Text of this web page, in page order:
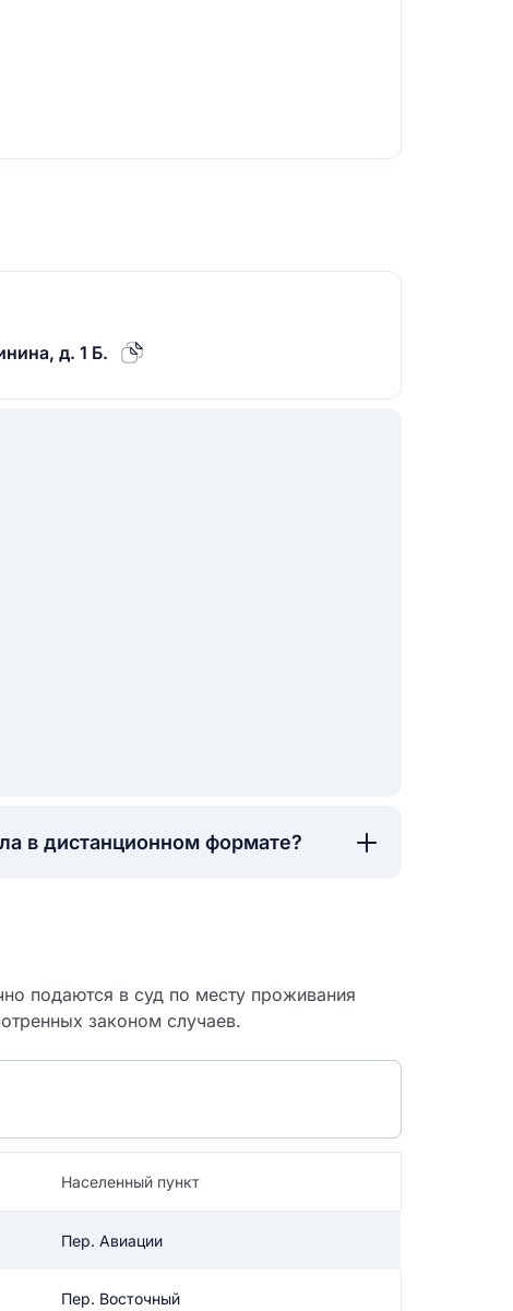
д. 1 Б.
в дистанционном формате?
подаются в суд по месту проживания
законом случаев.
Населенный пункт
Пер. Авиации
Пер. Восточный
судебный